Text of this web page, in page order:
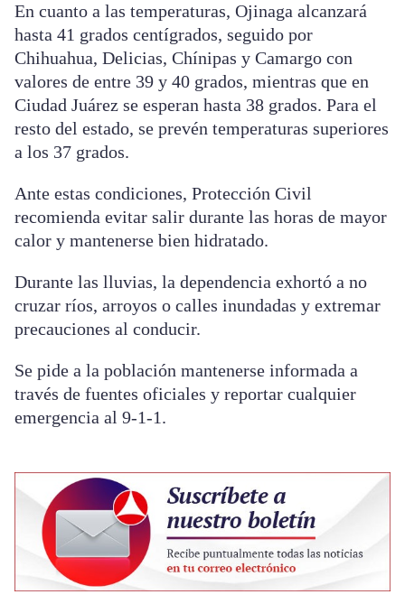
En cuanto a las temperaturas, Ojinaga alcanzará
hasta 41 grados centígrados, seguido por
Chihuahua, Delicias, Chínipas y Camargo con
valores de entre 39 y 40 grados, mientras que en
Ciudad Juárez se esperan hasta 38 grados. Para el
resto del estado, se prevén temperaturas superiores
a los 37 grados.
Ante estas condiciones, Protección Civil
recomienda evitar salir durante las horas de mayor
calor y mantenerse bien hidratado.
Durante las lluvias, la dependencia exhortó a no
cruzar ríos, arroyos o calles inundadas y extremar
precauciones al conducir.
Se pide a la población mantenerse informada a
través de fuentes oficiales y reportar cualquier
emergencia al 9-1-1.